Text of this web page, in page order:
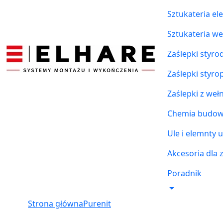
Sztukateria
Sztukateria
Zaślepki
Zaślepki
Zaślepki z
Chemia
Ule i elemnty
Akcesoria dla
Poradnik
Strona głównaPurenit